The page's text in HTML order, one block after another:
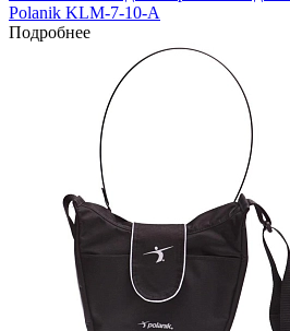
Polanik KLM-7-10-A
Подробнее